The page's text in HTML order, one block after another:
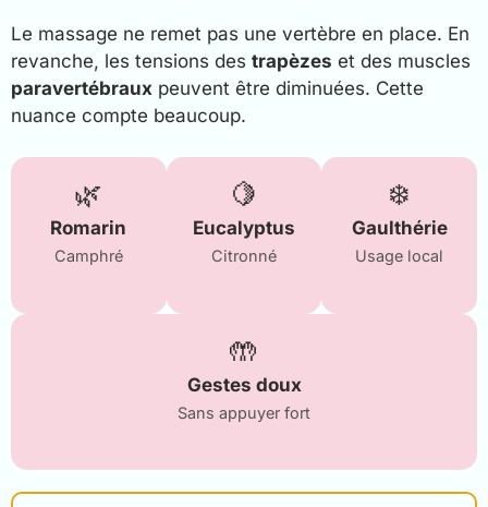
Le massage ne remet pas une vertèbre en place. En
revanche, les tensions des trapèzes et des muscles
paravertébraux peuvent être diminuées. Cette
nuance compte beaucoup.
🌿
Romarin
Camphré
🍋
Eucalyptus
Citronné
❄️
Gaulthérie
Usage local
🤲
Gestes doux
Sans appuyer fort